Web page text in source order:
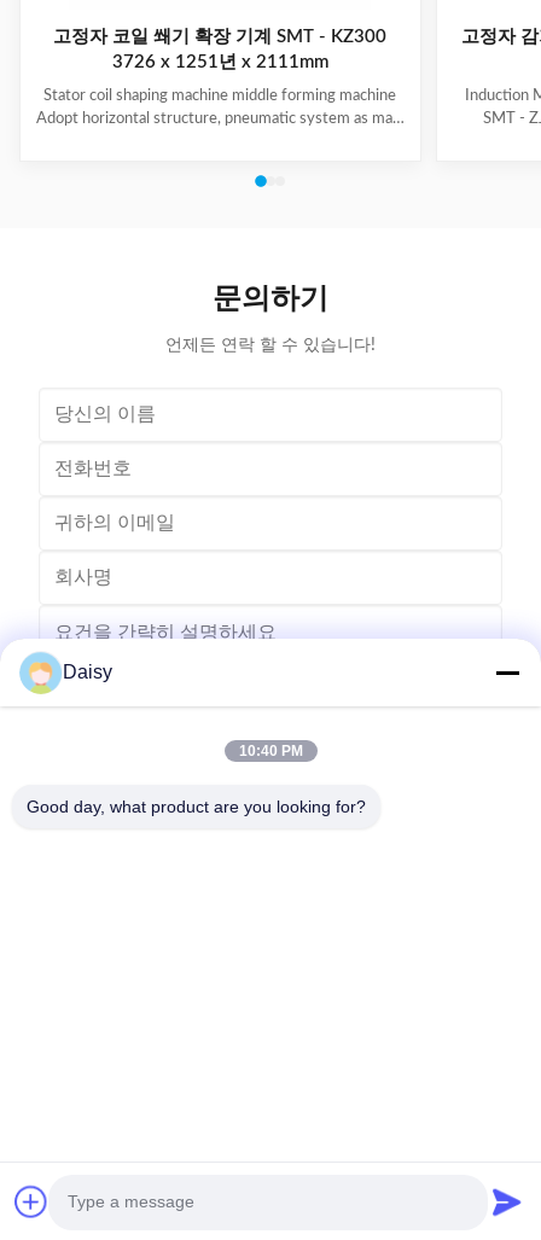
고정자 코일 쐐기 확장 기계 SMT - KZ300
3726 x 1251년 x 2111mm
Stator coil shaping machine middle forming machine
Adopt horizontal structure, pneumatic system as main
expanding blades is synchronous, no need two times
after expending. (1)
고정자
Induction
SMT -
문의하기
언제든 연락 할 수 있습니다!
Daisy
10:40 PM
Good day, what product are you looking for?